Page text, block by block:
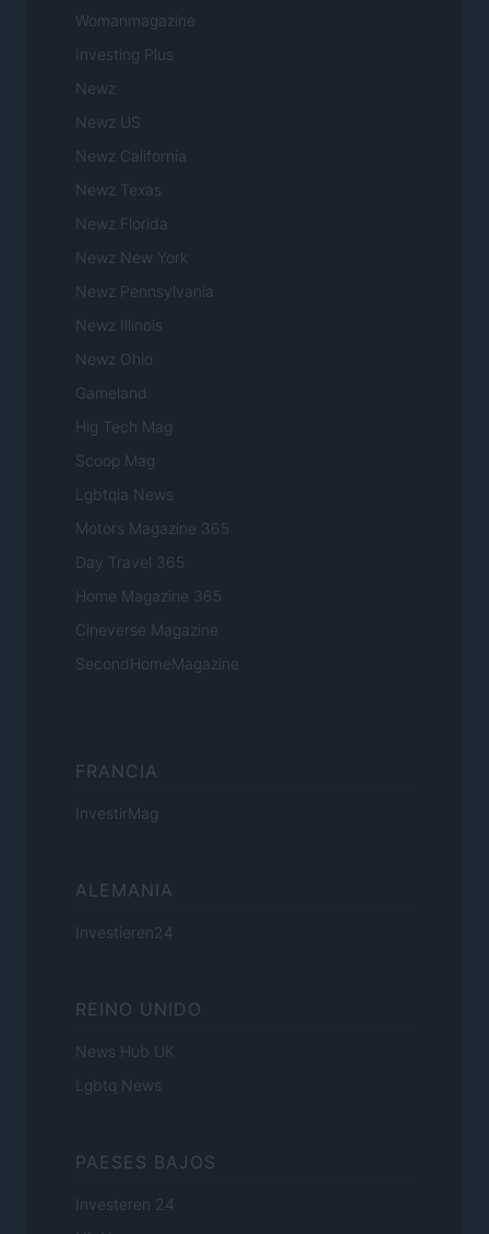
Womanmagazine
Investing Plus
Newz
Newz US
Newz California
Newz Texas
Newz Florida
Newz New York
Newz Pennsylvania
Newz Illinois
Newz Ohio
Gameland
Hig Tech Mag
Scoop Mag
Lgbtqia News
Motors Magazine 365
Day Travel 365
Home Magazine 365
Cineverse Magazine
SecondHomeMagazine
FRANCIA
InvestirMag
ALEMANIA
Investieren24
REINO UNIDO
News Hub UK
Lgbtq News
PAESES BAJOS
Investeren 24